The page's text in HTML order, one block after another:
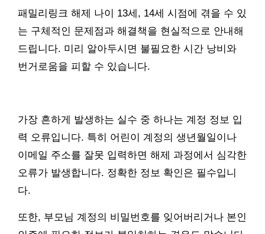
패밀리링크 해제 나이 13세, 14세 시점에 겪을 수 있
는 구체적인 문제점과 해결책을 현실적으로 안내해
드립니다. 미리 알아두시면 불필요한 시간 낭비와
번거로움을 피할 수 있습니다.
가장 흔하게 발생하는 실수 중 하나는 계정 정보 입
력 오류입니다. 특히 어린이 계정의 생년월일이나
이메일 주소를 잘못 입력하면 해제 과정에서 심각한
오류가 발생합니다. 정확한 정보 확인은 필수입니
다.
또한, 부모님 계정의 비밀번호를 잊어버리거나 본인